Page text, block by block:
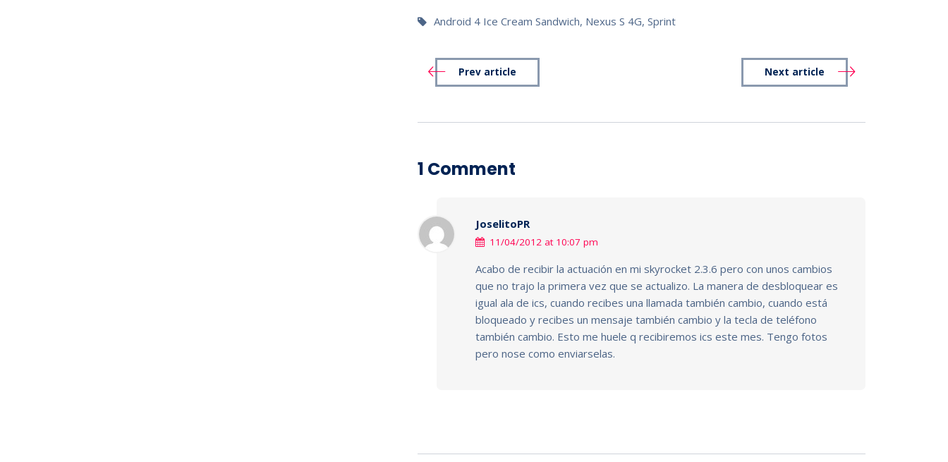
Android 4 Ice Cream Sandwich, Nexus S 4G,Sprint
Prev article Next article
1 Comment
JoselitoPR
11/04/2012 at 10:07 pm
Acabo de recibir la actuación en mi skyrocket 2.3.6 pero con unos cambios
que no trajo la primera vez que se actualizo. La manera de desbloquear es
igual ala de ics, cuando recibes una llamada también cambio, cuando está
bloqueado y recibes un mensaje también cambio y la tecla de teléfono
también cambio. Esto me huele q recibiremos ics este mes. Tengo fotos
pero nose como enviarselas.